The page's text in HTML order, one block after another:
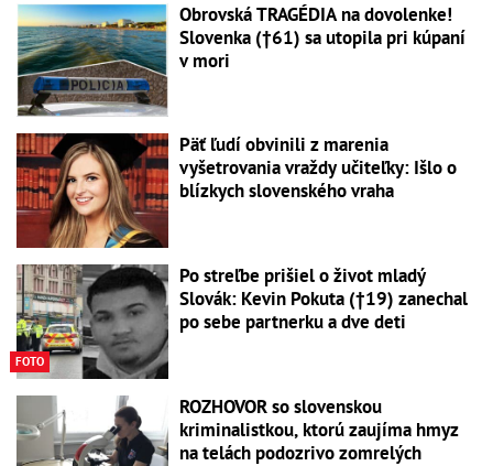
Obrovská TRAGÉDIA na dovolenke!
Slovenka (†61) sa utopila pri kúpaní
v mori
Päť ľudí obvinili z marenia
vyšetrovania vraždy učiteľky: Išlo o
blízkych slovenského vraha
FOTO
Po streľbe prišiel o život mladý
Slovák: Kevin Pokuta (†19) zanechal
po sebe partnerku a dve deti
ROZHOVOR so slovenskou
kriminalistkou, ktorú zaujíma hmyz
na telách podozrivo zomrelých